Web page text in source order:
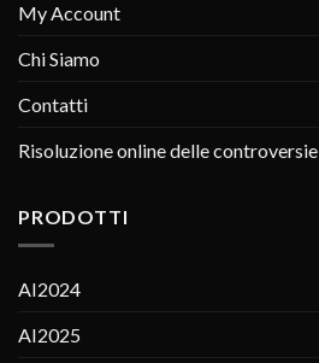
My Account
Chi Siamo
Contatti
Risoluzione online delle controversie
PRODOTTI
AI2024
AI2025